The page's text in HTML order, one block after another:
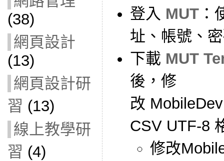
(38)
網頁設計
(13)
網頁設計研
習 (13)
線上教學研
習 (4)
登入 MUT：
址、帳號、
下載 MUT
後，修
改
CSV UTF-8
修改